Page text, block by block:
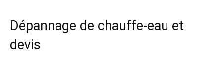
Dépannage de chauffe-eau et
devis